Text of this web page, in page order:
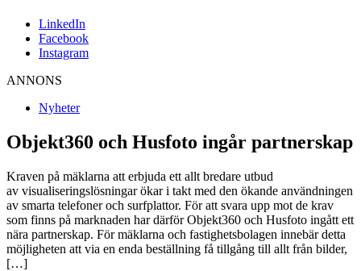
LinkedIn
Facebook
Instagram
ANNONS
Nyheter
Objekt360 och Husfoto ingår partnerskap
Kraven på mäklarna att erbjuda ett allt bredare utbud
av visualiseringslösningar ökar i takt med den ökande användningen
av smarta telefoner och surfplattor. För att svara upp mot de krav
som finns på marknaden har därför Objekt360 och Husfoto ingått ett
nära partnerskap. För mäklarna och fastighetsbolagen innebär detta
möjligheten att via en enda beställning få tillgång till allt från bilder,
[…]